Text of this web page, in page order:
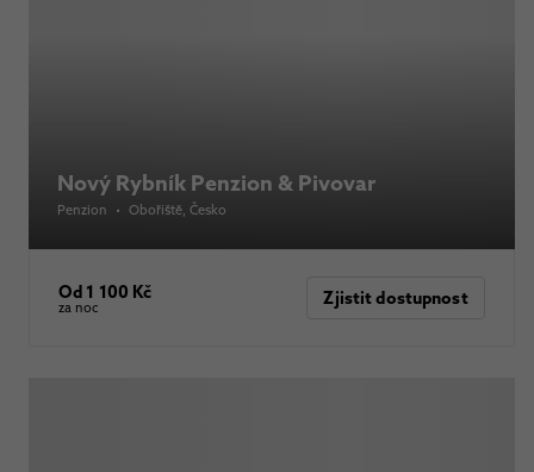
Nový Rybník Penzion & Pivovar
Penzion • Obořiště , Česko
Od 1 100 Kč
za noc Zjistit dostupnost